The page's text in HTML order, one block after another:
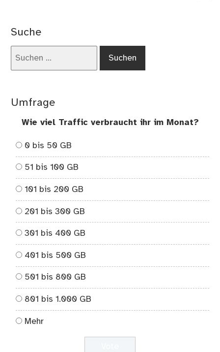
Suche
Umfrage
Wie viel Traffic verbraucht ihr im Monat?
0 bis 50 GB
51 bis 100 GB
101 bis 200 GB
201 bis 300 GB
301 bis 400 GB
401 bis 500 GB
501 bis 800 GB
801 bis 1.000 GB
Mehr